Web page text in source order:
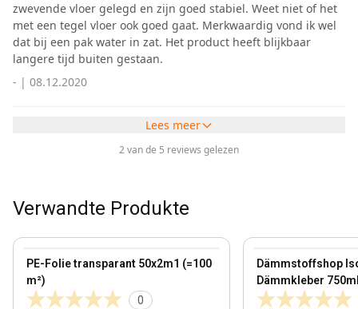
zwevende vloer gelegd en zijn goed stabiel. Weet niet of het
met een tegel vloer ook goed gaat. Merkwaardig vond ik wel
dat bij een pak water in zat. Het product heeft blijkbaar
langere tijd buiten gestaan.
- | 08.12.2020
Lees meer
2 van de 5 reviews gelezen
Verwandte Produkte
PE-Folie transparant 50x2m1 (=100
m²)
0
View product
Dämmstoffshop
Dämmkleber
View product